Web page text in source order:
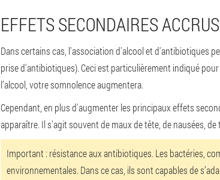
EFFETS SECONDAIRES ACCRUS
Dans certains cas, l'association d'alcool et d'antibiotiques
prise d'antibiotiques). Ceci est particulièrement indiqué
l’alcool, votre somnolence augmentera.
Cependant, en plus d'augmenter les principaux effets
apparaître. Il s'agit souvent de maux de tête, de nausées,
Important : résistance aux antibiotiques. Les bactéries,
environnementales. Dans ce cas, ils sont capables de